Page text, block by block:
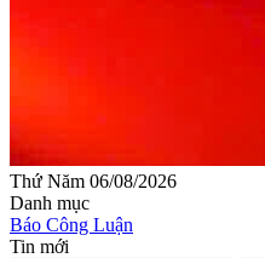
Thứ Năm 06/08/2026
Danh mục
Báo Công Luận
Tin mới